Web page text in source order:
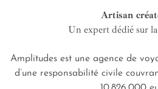
Artisan
Un expert dédié sur
Amplitudes est une agence de
d’une responsabilité civile